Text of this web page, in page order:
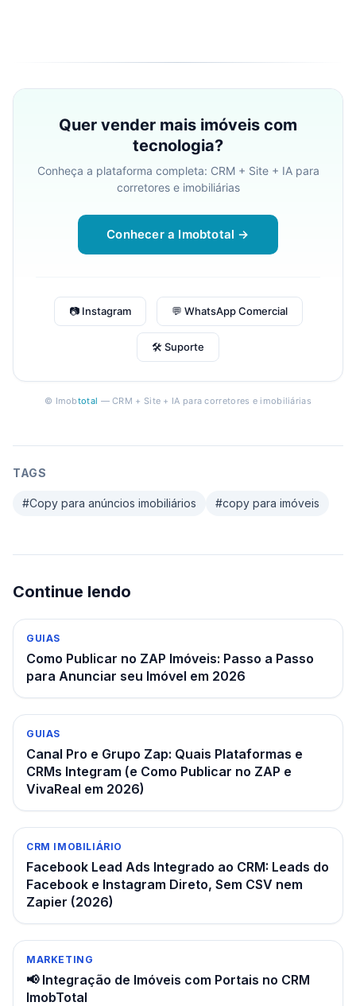
Quer vender mais imóveis com
tecnologia?
Conheça a plataforma completa: CRM + Site + IA para
corretores e imobiliárias
Conhecer a Imobtotal →
📷 Instagram 💬 WhatsApp Comercial
🛠 Suporte
© Imobtotal — CRM + Site + IA para corretores e imobiliárias
TAGS
#Copy para anúncios imobiliários #copy para imóveis
Continue lendo
GUIAS
Como Publicar no ZAP Imóveis: Passo a Passo
para Anunciar seu Imóvel em 2026
GUIAS
Canal Pro e Grupo Zap: Quais Plataformas e
CRMs Integram (e Como Publicar no ZAP e
VivaReal em 2026)
CRM IMOBILIÁRIO
Facebook Lead Ads Integrado ao CRM: Leads do
Facebook e Instagram Direto, Sem CSV nem
Zapier (2026)
MARKETING
📢 Integração de Imóveis com Portais no CRM
ImobTotal